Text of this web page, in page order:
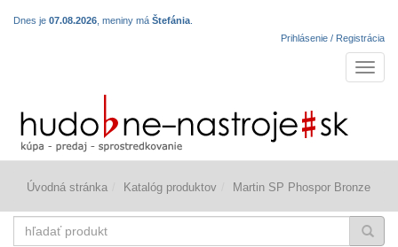
Dnes je 07.08.2026 , meniny má Štefánia
Prihlásenie / Registrácia
Úvodná stránka Katalóg produktov Martin SP Phospor Bronze
produkt